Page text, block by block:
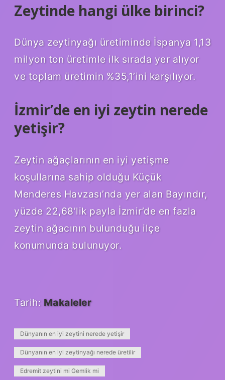
Zeytinde hangi ülke birinci?
Dünya zeytinyağı üretiminde İspanya 1,13
milyon ton üretimle ilk sırada yer alıyor
ve toplam üretimin %35,1’ini karşılıyor.
İzmir’de en iyi zeytin nerede
yetişir?
Zeytin ağaçlarının en iyi yetişme
koşullarına sahip olduğu Küçük
Menderes Havzası’nda yer alan Bayındır,
yüzde 22,68’lik payla İzmir’de en fazla
zeytin ağacının bulunduğu ilçe
konumunda bulunuyor.
Tarih: Makaleler
Dünyanın en iyi zeytini nerede yetişir
Dünyanın en iyi zeytinyağı nerede üretilir
Edremit zeytini mi Gemlik mi